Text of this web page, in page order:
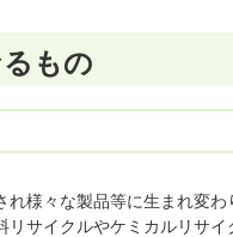
もの
様々な製品等に生まれ変わ
リサイクルやケミカルリサ